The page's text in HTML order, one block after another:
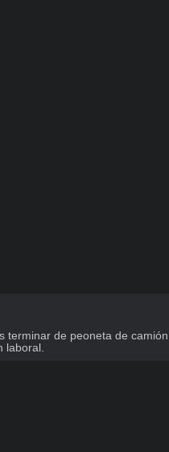
de peoneta de